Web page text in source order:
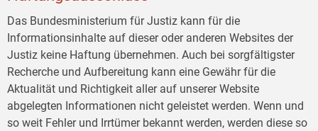
Das Bundesministerium für Justiz kann für die
Informationsinhalte auf dieser oder anderen Websites der
Justiz keine Haftung übernehmen. Auch bei sorgfältigster
Recherche und Aufbereitung kann eine Gewähr für die
Aktualität und Richtigkeit aller auf unserer Website
abgelegten Informationen nicht geleistet werden. Wenn und
so weit Fehler und Irrtümer bekannt werden, werden diese so